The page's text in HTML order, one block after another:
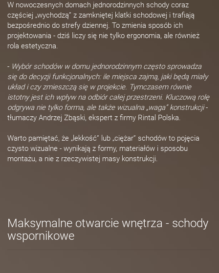
W nowoczesnych domach jednorodzinnych schody coraz
częściej „wychodzą” z zamkniętej klatki schodowej i trafiają
bezpośrednio do strefy dziennej. To zmienia sposób ich
projektowania - dziś liczy się nie tylko ergonomia, ale również
rola estetyczna.
- Wybór schodów w domu jednorodzinnym często sprowadza
się do decyzji funkcjonalnych: ile miejsca zajmą, jaki będą miały
układ i czy zmieszczą się w projekcie. Tymczasem równie
istotny jest ich wpływ na odbiór całej przestrzeni. Kluczową rolę
odgrywa nie tylko forma, ale także wizualna „waga” konstrukcji-
tłumaczy Andrzej Zbąski, ekspert z firmy Rintal Polska.
Warto pamiętać, że „lekkość” lub „ciężar” schodów to pojęcia
czysto wizualne - wynikają z formy, materiałów i sposobu
montażu, a nie z rzeczywistej masy konstrukcji.
Maksymalne otwarcie wnętrza - schody
wspornikowe